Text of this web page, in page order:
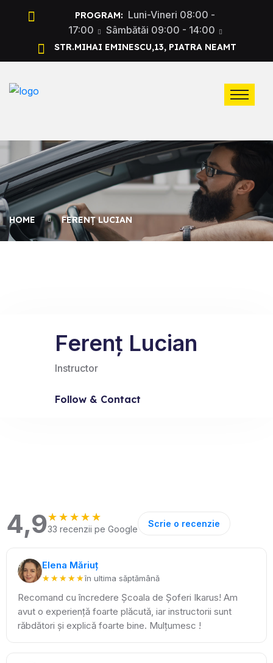
PROGRAM: Luni-Vineri 08:00 -
17:00
Sâmbătăi 09:00 - 14:00
STR.MIHAI EMINESCU,13, PIATRA NEAMT
HOME FERENȚ LUCIAN
Ferenț Lucian
Instructor
Follow & Contact
4,9★★★★★
★★★★★
33 recenzii pe Google
Scrie o recenzie
Elena Măriuț
★★★★★
★★★★★în ultima săptămână
Recomand cu încredere Școala de Șoferi Ikarus! Am
avut o experiență foarte plăcută, iar instructorii sunt
răbdători și explică foarte bine. Mulțumesc !